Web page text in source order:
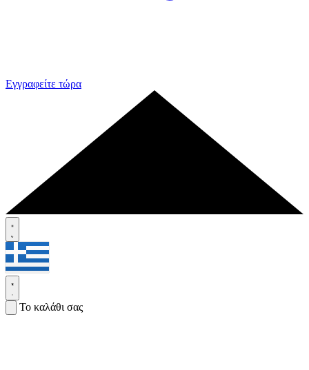
Εγγραφείτε τώρα
Το καλάθι σας